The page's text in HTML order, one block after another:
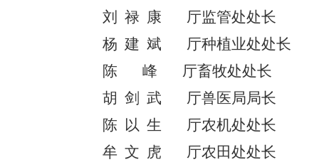
刘
禄 康
厅监管处处长
杨 建 斌 厅种植业处处长
陈
峰 厅畜牧处处长
胡 剑 武 厅兽医局局长
陈 以 生 厅农机处处长
牟 文 虎
厅农田处处长